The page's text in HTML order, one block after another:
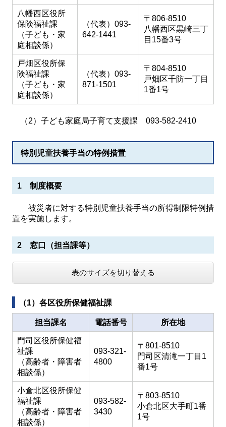
八幡西区役所
保険福祉課
（子ども・家
庭相談係）
（代表）093-
642-1441
〒806-8510
八幡西区黒崎三丁
目15番3号
戸畑区役所保
険福祉課
（子ども・家
庭相談係）
（代表）093-
871-1501
〒804-8510
戸畑区千防一丁目
1番1号
（2）子ども家庭局子育て支援課 093-582-2410
特別児童扶養手当の特例措置
1 制度概要
被災者に対する特別児童扶養手当の所得制限特例措
置を実施します。
2 窓口（担当課等）
表のサイズを切り替える
（1）各区役所保健福祉課
担当課名 電話番号 所在地
門司区役所保健福
祉課
（高齢者・障害者
相談係）
093-321-
4800
〒801-8510
門司区清滝一丁目1
番1号
小倉北区役所保健
福祉課
（高齢者・障害者
相談係）
093-582-
3430
〒803-8510
小倉北区大手町1番
1号